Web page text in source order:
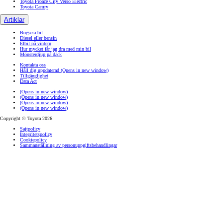
Toyota Proace City Verso Electric
Toyota Camry
Artiklar
Bogsera bil
Diesel eller bensin
Elbil på vintern
Hur mycket får jag dra med min bil
Mönsterdjup på däck
Kontakta oss
Håll dig uppdaterad (Opens in new window)
Tillgänglighet
Data Act
(Opens in new window)
(Opens in new window)
(Opens in new window)
(Opens in new window)
Copyright © Toyota 2026
Sajtpolicy
Integritetspolicy
Cookiepolicy
Sammanställning av personuppgiftsbehandlingar